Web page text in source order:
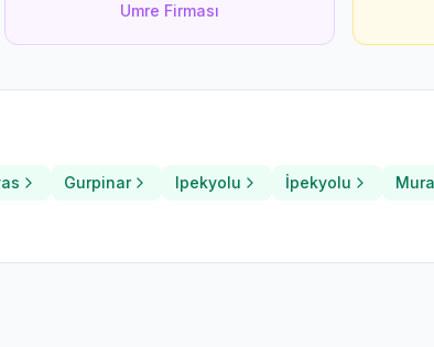
Umre Firması
Gurpinar Ipekyolu İpekyolu